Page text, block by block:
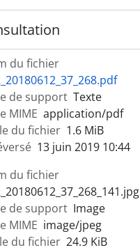
du fichier
de support Texte
MIME application/pdf
du fichier 1.6 MiB
13 juin 2019 10:44
du fichier
de support Image
MIME image/jpeg
du fichier 24.9 KiB